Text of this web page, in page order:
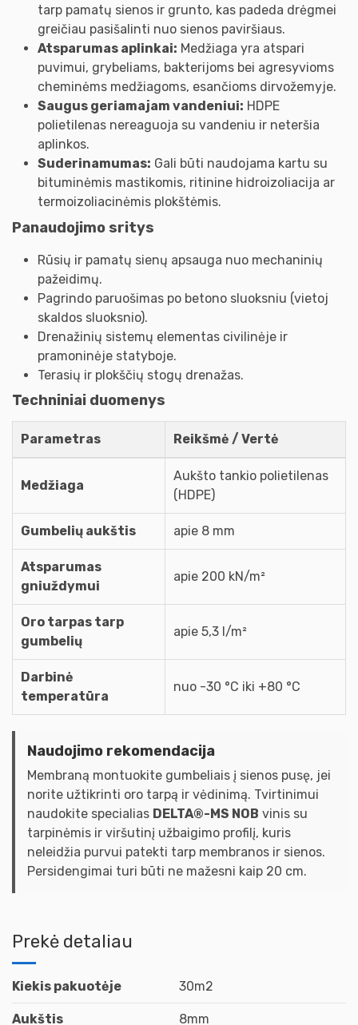
tarp pamatų sienos ir grunto, kas padeda drėgmei
greičiau pasišalinti nuo sienos paviršiaus.
Atsparumas aplinkai: Medžiaga yra atspari
puvimui, grybeliams, bakterijoms bei agresyvioms
cheminėms medžiagoms, esančioms dirvožemyje.
Saugus geriamajam vandeniui: HDPE
polietilenas nereaguoja su vandeniu ir neteršia
aplinkos.
Suderinamumas: Gali būti naudojama kartu su
bituminėmis mastikomis, ritinine hidroizoliacija ar
termoizoliacinėmis plokštėmis.
Panaudojimo sritys
Rūsių ir pamatų sienų apsauga nuo mechaninių
pažeidimų.
Pagrindo paruošimas po betono sluoksniu (vietoj
skaldos sluoksnio).
Drenažinių sistemų elementas civilinėje ir
pramoninėje statyboje.
Terasių ir plokščių stogų drenažas.
Techniniai duomenys
Parametras Reikšmė / Vertė
Medžiaga
Aukšto tankio polietilenas
(HDPE)
Gumbelių aukštis apie 8 mm
Atsparumas
gniuždymui
apie 200 kN/m²
Oro tarpas tarp
gumbelių
apie 5,3 l/m²
Darbinė
temperatūra
nuo -30 °C iki +80 °C
Naudojimo rekomendacija
Membraną montuokite gumbeliais į sienos pusę, jei
norite užtikrinti oro tarpą ir vėdinimą. Tvirtinimui
naudokite specialias DELTA®-MS NOB vinis su
tarpinėmis ir viršutinį užbaigimo profilį, kuris
neleidžia purvui patekti tarp membranos ir sienos.
Persidengimai turi būti ne mažesni kaip 20 cm.
Prekė detaliau
Kiekis pakuotėje 30m2
Aukštis 8mm